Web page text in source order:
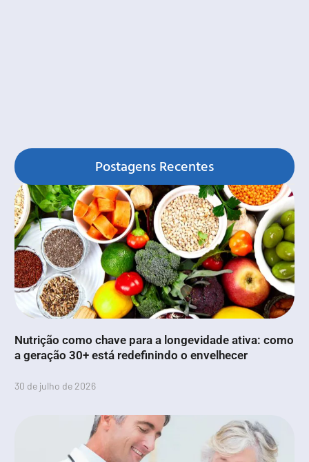
Postagens Recentes
Nutrição como chave para a longevidade ativa: como
a geração 30+ está redefinindo o envelhecer
30 de julho de 2026